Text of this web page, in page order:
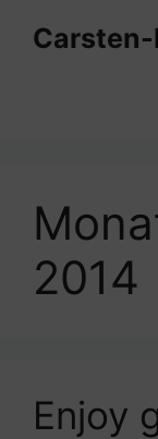
Inhalt
2014
Enjoy